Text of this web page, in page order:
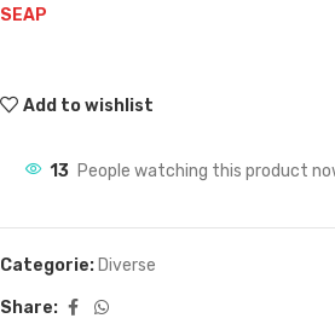
SEAP
Add to wishlist
13 People watching this product
Categorie: Diverse
Share: